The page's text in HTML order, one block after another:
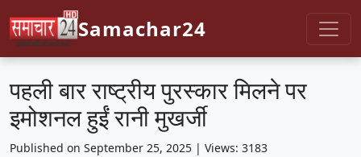
Samachar24
पहली बार राष्ट्रीय पुरस्कार मिलने पर
इमोशनल हुईं रानी मुखर्जी
Published on September 25, 2025 | Views: 3183